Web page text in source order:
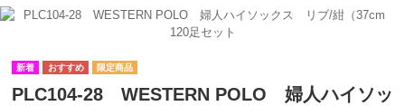
PLC104-28 WESTERN POLO 婦人ハイソッ